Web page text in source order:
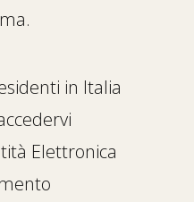
in Italia
Elettronica